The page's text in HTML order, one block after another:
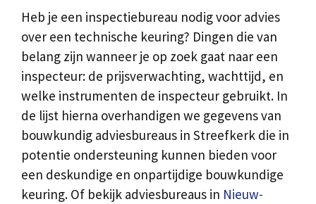
Heb je een inspectiebureau nodig voor advies
over een technische keuring? Dingen die van
belang zijn wanneer je op zoek gaat naar een
inspecteur: de prijsverwachting, wachttijd, en
welke instrumenten de inspecteur gebruikt. In
de lijst hierna overhandigen we gegevens van
bouwkundig adviesbureaus in Streefkerk die in
potentie ondersteuning kunnen bieden voor
een deskundige en onpartijdige bouwkundige
keuring. Of bekijk adviesbureaus in Nieuw-